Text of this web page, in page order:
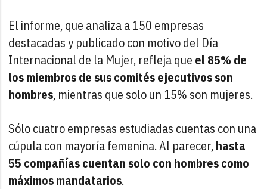
El informe, que analiza a 150 empresas
destacadas y publicado con motivo del Día
Internacional de la Mujer, refleja que el 85% de
los miembros de sus comités ejecutivos son
hombres, mientras que solo un 15% son mujeres.
Sólo cuatro empresas estudiadas cuentas con una
cúpula con mayoría femenina. Al parecer,hasta
55 compañías cuentan solo con hombres como
máximos mandatarios.